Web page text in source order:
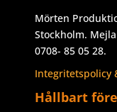
Mörten
Stockholm.
0708- 85 05 28.
Integritetspolicy
Hållbart